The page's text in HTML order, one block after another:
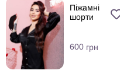
Піжамні
шорти
600 грн